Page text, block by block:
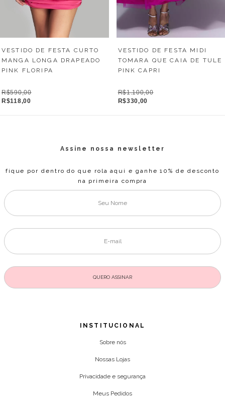
VESTIDO DE FESTA CURTO
MANGA LONGA DRAPEADO
PINK FLORIPA
R$590,00
R$118,00
VESTIDO DE FESTA MIDI
TOMARA QUE CAIA DE TULE
PINK CAPRI
R$1.100,00
R$330,00
Assine nossa newsletter
fique por dentro do que rola aqui e ganhe 10% de desconto
na primeira compra
INSTITUCIONAL
Sobre nós
Nossas Lojas
Privacidade e segurança
Meus Pedidos